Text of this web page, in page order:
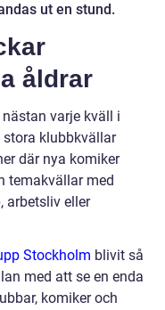
ut en stund.
åldrar
varje kväll i
klubbkvällar
där nya komiker
temakvällar med
arbetsliv eller
Stockholm blivit så
med att se en enda
komiker och